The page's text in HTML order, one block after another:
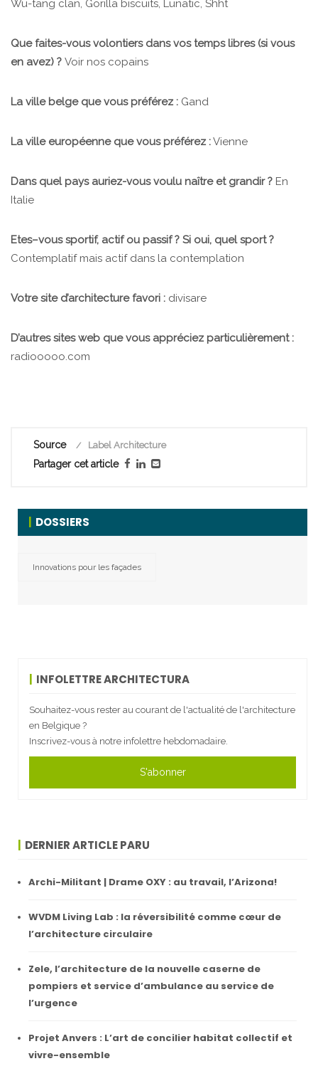
Wu-tang clan, Gorilla biscuits, Lunatic, Shht
Que faites-vous volontiers dans vos temps libres (si vous
en avez) ? Voir nos copains
La ville belge que vous préférez : Gand
La ville européenne que vous préférez :Vienne
Dans quel pays auriez-vous voulu naître et grandir ? En
Italie
Etes–vous sportif, actif ou passif ? Si oui, quel sport ?
Contemplatif mais actif dans la contemplation
Votre site d’architecture favori : divisare
D’autres sites web que vous appréciez particulièrement :
radiooooo.com
Source Label Architecture
Partager cet article
DOSSIERS
Innovations pour les façades
INFOLETTRE ARCHITECTURA
Souhaitez-vous rester au courant de l'actualité de l'architecture
en Belgique ?
Inscrivez-vous à notre infolettre hebdomadaire.
S'abonner
DERNIER ARTICLE PARU
Archi-Militant | Drame OXY : au travail, l’Arizona!
WVDM Living Lab : la réversibilité comme cœur de
l’architecture circulaire
Zele, l’architecture de la nouvelle caserne de
pompiers et service d’ambulance au service de
l’urgence
Projet Anvers : L’art de concilier habitat collectif et
vivre-ensemble